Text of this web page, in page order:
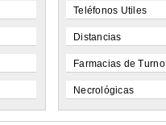
Teléfonos Utiles
Distancias
Farmacias de Turno
Necrológicas